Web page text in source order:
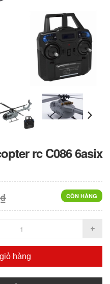
rc C086 6asix
CÒN HÀNG
hàng